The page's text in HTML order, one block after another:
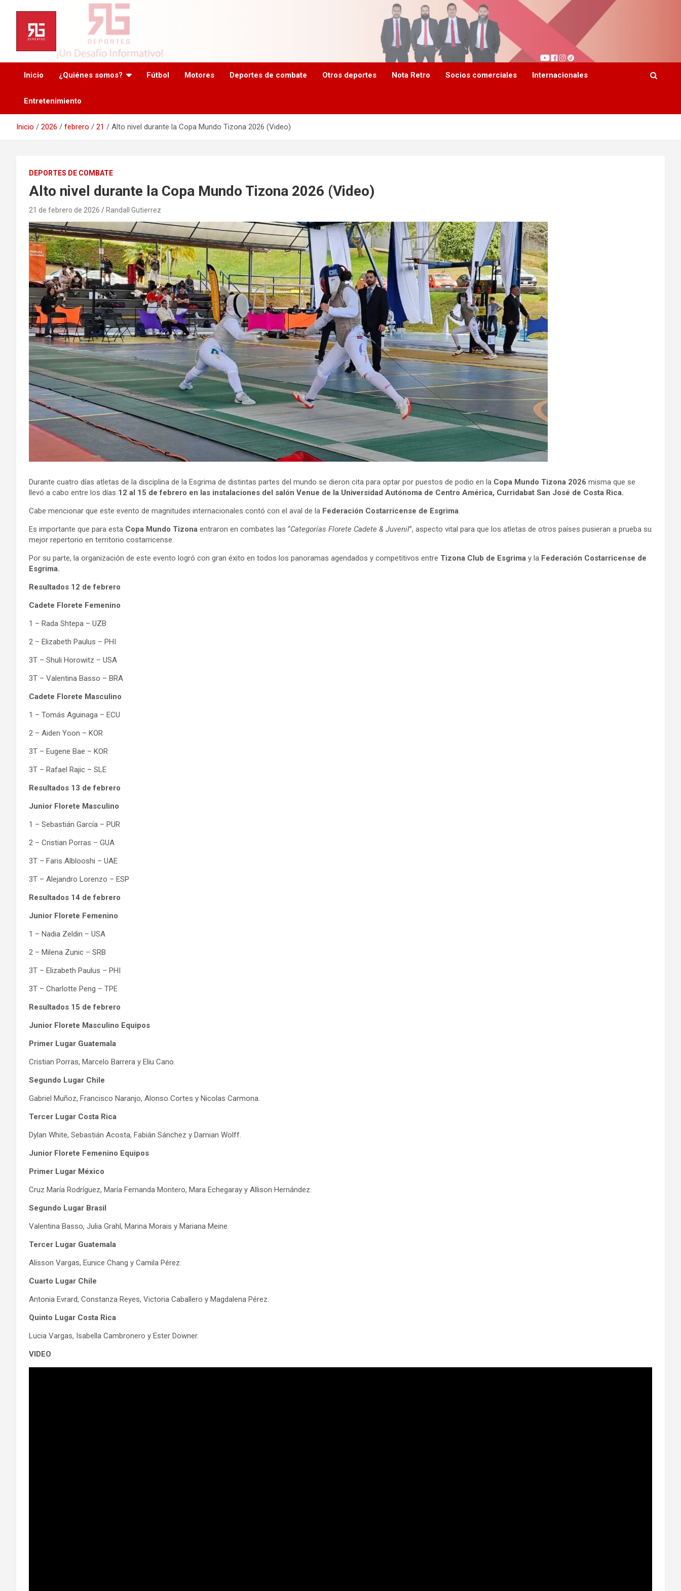
contenido
Inicio ¿Quiénes somos? Fútbol Motores Deportes de combate Otros deportes Nota Retro Socios comerciales Internacionales
Entretenimiento
Inicio 2026 febrero 21 Alto nivel durante la Copa Mundo Tizona 2026 (Video)
DEPORTES DE COMBATE
Alto nivel durante la Copa Mundo Tizona 2026 (Video)
21 de febrero de 2026 Randall Gutierrez
Durante cuatro días atletas de la disciplina de la Esgrima de distintas partes del mundo se dieron cita para optar por puestos de podio en la Copa Mundo Tizona 2026 misma que se
llevó a cabo entre los días 12 al 15 de febrero en las instalaciones del salón Venue de la Universidad Autónoma de Centro América, Curridabat San José de Costa Rica.
Cabe mencionar que este evento de magnitudes internacionales contó con el aval de la Federación Costarricense de Esgrima.
Es importante que para esta Copa Mundo Tizona entraron en combates las “Categorías Florete Cadete & Juvenil”, aspecto vital para que los atletas de otros países pusieran a prueba su
mejor repertorio en territorio costarricense.
Por su parte, la organización de este evento logró con gran éxito en todos los panoramas agendados y competitivos entre Tizona Club de Esgrima y la Federación Costarricense de
Esgrima.
Resultados 12 de febrero
Cadete Florete Femenino
1 – Rada Shtepa – UZB
2 – Elizabeth Paulus – PHI
3T – Shuli Horowitz – USA
3T – Valentina Basso – BRA
Cadete Florete Masculino
1 – Tomás Aguinaga – ECU
2 – Aiden Yoon – KOR
3T – Eugene Bae – KOR
3T – Rafael Rajic – SLE
Resultados 13 de febrero
Junior Florete Masculino
1 – Sebastián García – PUR
2 – Cristian Porras – GUA
3T – Faris Alblooshi – UAE
3T – Alejandro Lorenzo – ESP
Resultados 14 de febrero
Junior Florete Femenino
1 – Nadia Zeldin – USA
2 – Milena Zunic – SRB
3T – Elizabeth Paulus – PHI
3T – Charlotte Peng – TPE
Resultados 15 de febrero
Junior Florete Masculino Equipos
Primer Lugar Guatemala
Cristian Porras, Marcelo Barrera y Eliu Cano.
Segundo Lugar Chile
Gabriel Muñoz, Francisco Naranjo, Alonso Cortes y Nicolas Carmona.
Tercer Lugar Costa Rica
Dylan White, Sebastián Acosta, Fabián Sánchez y Damian Wolff.
Junior Florete Femenino Equipos
Primer Lugar México
Cruz María Rodríguez, María Fernanda Montero, Mara Echegaray y Allison Hernández.
Segundo Lugar Brasil
Valentina Basso, Julia Grahl, Marina Morais y Mariana Meine.
Tercer Lugar Guatemala
Alisson Vargas, Eunice Chang y Camila Pérez.
Cuarto Lugar Chile
Antonia Evrard, Constanza Reyes, Victoria Caballero y Magdalena Pérez.
Quinto Lugar Costa Rica
Lucia Vargas, Isabella Cambronero y Ester Downer.
VIDEO